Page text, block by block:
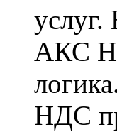
АКС
НДС